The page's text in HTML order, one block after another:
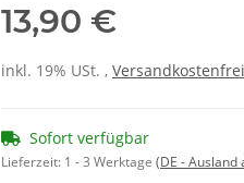
13,90 €
inkl. 19% USt. ,
Sofort verfügbar
Lieferzeit: 1 - 3 Werktage (DE - Ausland